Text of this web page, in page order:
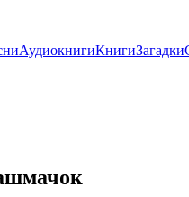
АудиокнигиКнигиЗагадки